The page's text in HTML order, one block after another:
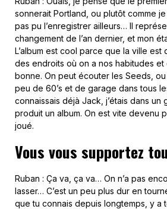
sonnerait Portland, ou plutôt comme je
pas pu l’enregistrer ailleurs… Il
changement de l’an dernier, et mon
L’album est cool parce que la ville est
des endroits où on a nos habitudes et
bonne. On peut écouter les Seeds,
peu de 60’s et de garage dans tous
connaissais déjà Jack, j’étais dans un
produit un album. On est vite devenu
joué.
Vous vous supportez
Ruban : Ça va, ça va… On n’a pas
lasser… C’est un peu plus dur en
que tu connais depuis longtemps, y a